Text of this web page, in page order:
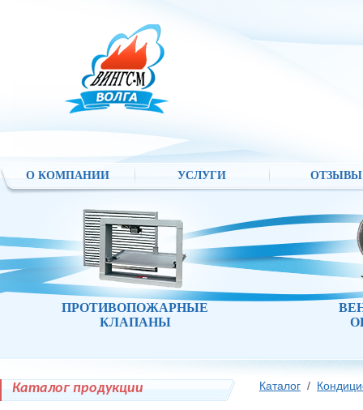
О КОМПАНИИ УСЛУГИ ОТЗЫВЫ
ПРОТИВОПОЖАРНЫЕ
КЛАПАНЫ
Каталог /
Каталог продукции